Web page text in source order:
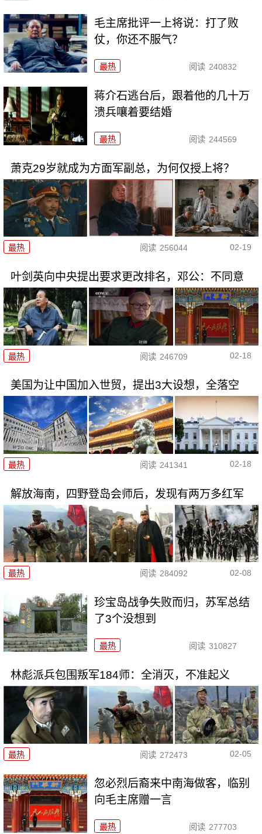
毛主席批评一上将说：打了败
仗，你还不服气？
最热 阅读 240832
蒋介石逃台后，跟着他的几十万
溃兵嚷着要结婚
最热 阅读 244569
萧克29岁就成为方面军副总，为何仅授上将？
最热 阅读 256044 02-19
叶剑英向中央提出要求更改排名，邓公：不同意
最热 阅读 246709 02-18
美国为让中国加入世贸，提出3大设想，全落空
最热 阅读 241341 02-18
解放海南，四野登岛会师后，发现有两万多红军
最热 阅读 284092 02-08
珍宝岛战争失败而归，苏军总结
了3个没想到
最热 阅读 310827
林彪派兵包围叛军184师：全消灭，不准起义
最热 阅读 272473 02-05
忽必烈后裔来中南海做客，临别
向毛主席赠一言
最热 阅读 277703